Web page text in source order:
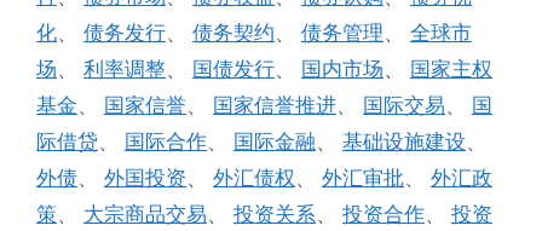
化、 债务发行、 债务契约、 债务管理、 全球市
场、 利率调整、 国债发行、 国内市场、 国家主权
基金、 国家信誉、 国家信誉推进、 国际交易、 国
际借贷、 国际合作、 国际金融、 基础设施建设、
外债、 外国投资、 外汇债权 、 外汇审批、 外汇政
策、 大宗商品交易、 投资关系、 投资合作、 投资